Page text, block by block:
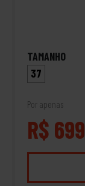
TAMANHO
37
Por apenas
R$ 699